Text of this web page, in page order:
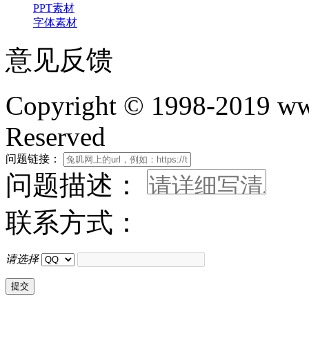
PPT素材
字体素材
意见反馈
Copyright © 1998-2019
Reserved
问题链接：
问题描述：
联系方式：
请选择